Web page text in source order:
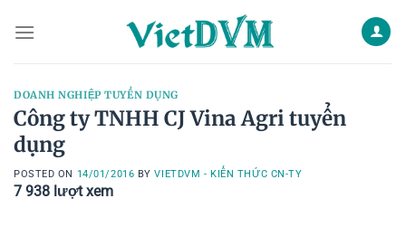
DOANH NGHIỆP TUYỂN DỤNG
Công ty TNHH CJ Vina Agri tuyển
dụng
POSTED ON 14/01/2016 BYVIETDVM - KIẾN THỨC CN-TY
7 938 lượt xem